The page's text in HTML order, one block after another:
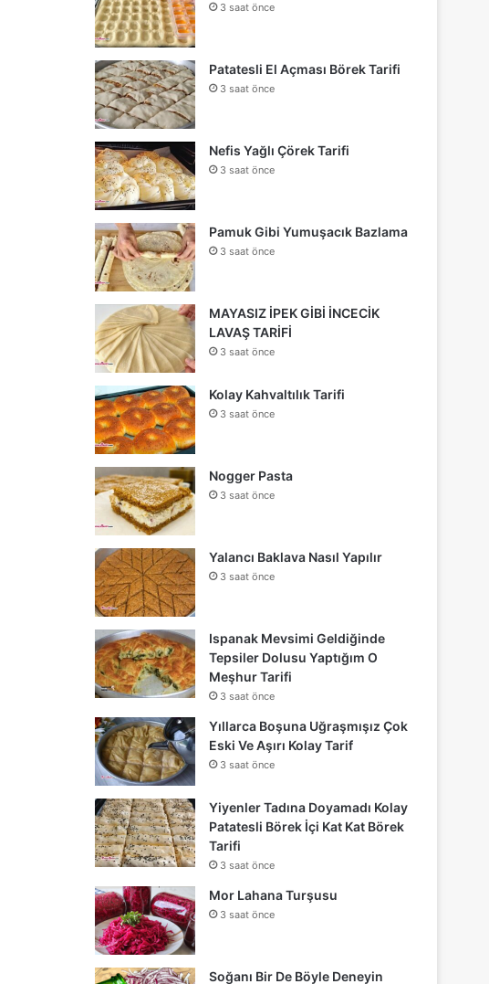
3 saat önce
Patatesli El Açması Börek Tarifi
3 saat önce
Nefis Yağlı Çörek Tarifi
3 saat önce
Pamuk Gibi Yumuşacık Bazlama
3 saat önce
MAYASIZ İPEK GİBİ İNCECİK
LAVAŞ TARİFİ
3 saat önce
Kolay Kahvaltılık Tarifi
3 saat önce
Nogger Pasta
3 saat önce
Yalancı Baklava Nasıl Yapılır
3 saat önce
Ispanak Mevsimi Geldiğinde
Tepsiler Dolusu Yaptığım O
Meşhur Tarifi
3 saat önce
Yıllarca Boşuna Uğraşmışız Çok
Eski Ve Aşırı Kolay Tarif
3 saat önce
Yiyenler Tadına Doyamadı Kolay
Patatesli Börek İçi Kat Kat Börek
Tarifi
3 saat önce
Mor Lahana Turşusu
3 saat önce
Soğanı Bir De Böyle Deneyin